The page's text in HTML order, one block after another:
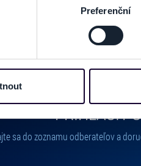
zpracováváme vaše osobní
nebo odvolat v části
nebo vaší aktivitě na
informace používáme např.
v zápatí stránky v záložce
Preferenční
PRIHLÁSIŤ
sa do zoznamu odberateľov a